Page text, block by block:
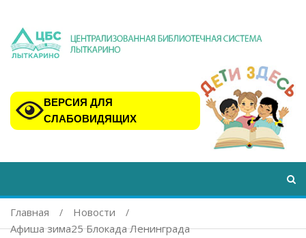
ВЕРСИЯ ДЛЯ
СЛАБОВИДЯЩИХ
Главная
Новости
Афиша зима25 Блокада Ленинграда